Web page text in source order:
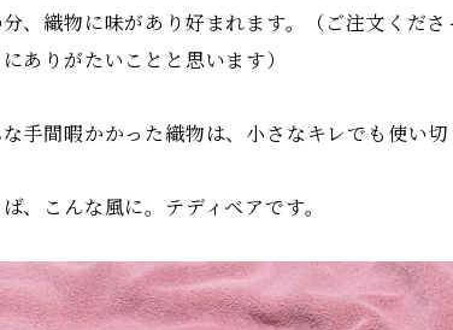
、織物に味があり好まれます。（ご注文くだ
ありがたいことと思います）
手間暇かかった織物は、小さなキレでも使い切
、こんな風に。テディベアです。